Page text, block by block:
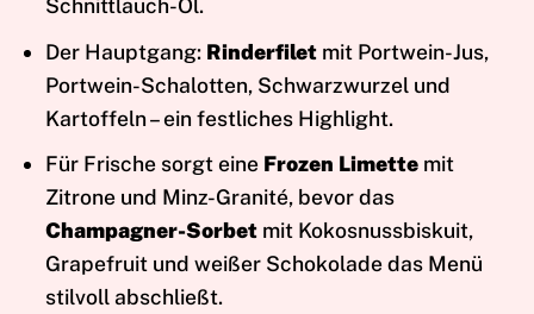
Schnittlauch-Öl.
Der Hauptgang: Rinderfiletmit Portwein-Jus,
Portwein-Schalotten, Schwarzwurzel und
Kartoffeln – ein festliches Highlight.
Für Frische sorgt eine Frozen Limettemit
Zitrone und Minz-Granité, bevor das
Champagner-Sorbetmit Kokosnussbiskuit,
Grapefruit und weißer Schokolade das Menü
stilvoll abschließt.